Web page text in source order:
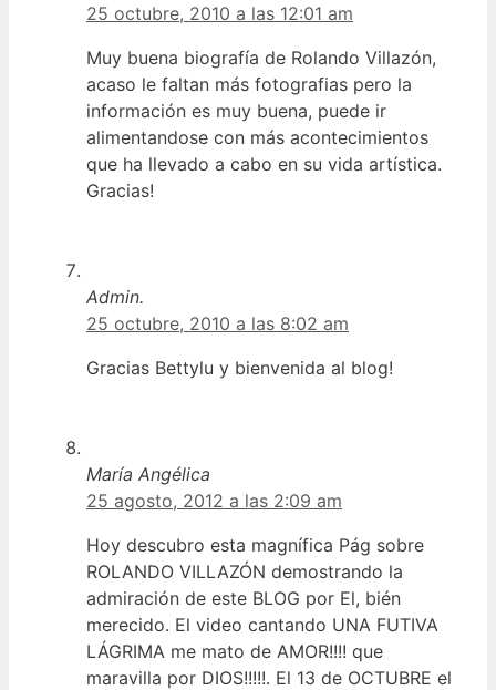
25 octubre, 2010 a las 12:01 am
Muy buena biografía de Rolando Villazón,
acaso le faltan más fotografias pero la
información es muy buena, puede ir
alimentandose con más acontecimientos
que ha llevado a cabo en su vida artística.
Gracias!
Admin.
25 octubre, 2010 a las 8:02 am
Gracias Bettylu y bienvenida al blog!
María Angélica
25 agosto, 2012 a las 2:09 am
Hoy descubro esta magnífica Pág sobre
ROLANDO VILLAZÓN demostrando la
admiración de este BLOG por El, bién
merecido. El video cantando UNA FUTIVA
LÁGRIMA me mato de AMOR!!!! que
maravilla por DIOS!!!!!. El 13 de OCTUBRE el